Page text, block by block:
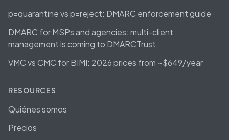
p=quarantine vs p=reject: DMARC enforcement guide
DMARC for MSPs and agencies: multi-client
management is coming to DMARCTrust
VMC vs CMC for BIMI: 2026 prices from ~$649/year
RESOURCES
Quiénes somos
Precios